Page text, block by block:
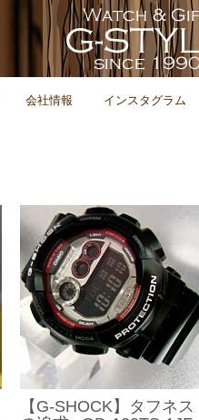
会社情報 インスタグラム
【G-SHOCK】タフネス